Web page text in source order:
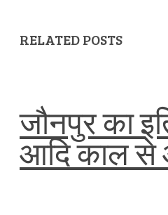
RELATED POSTS
जौनपुर का
आदि काल